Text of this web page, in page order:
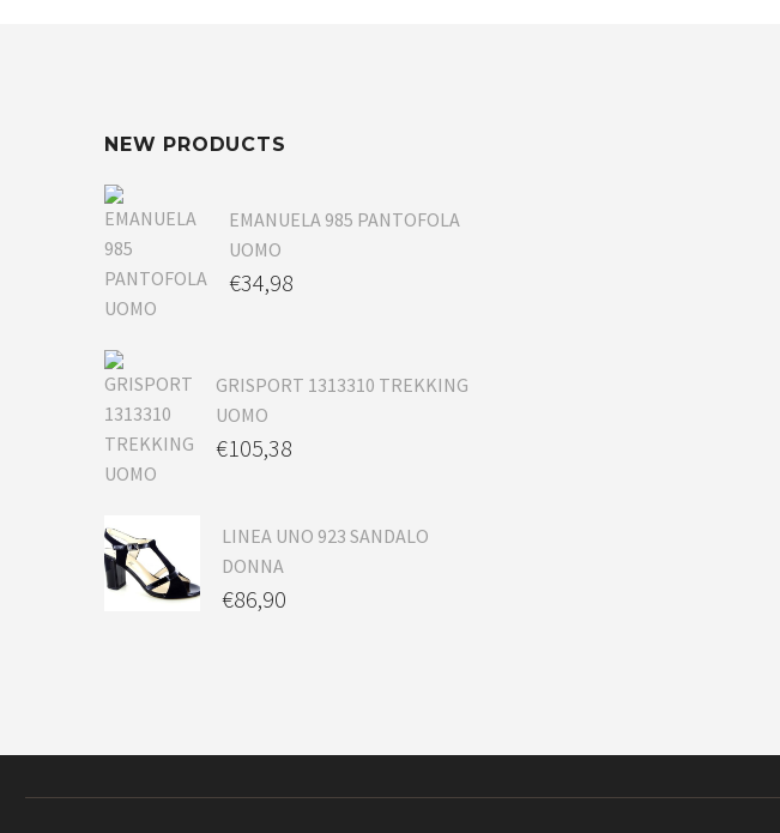
NEW PRODUCTS
EMANUELA 985 PANTOFOLA
UOMO
€34,98
GRISPORT 1313310 TREKKING
UOMO
€105,38
LINEA UNO 923 SANDALO
DONNA
€86,90